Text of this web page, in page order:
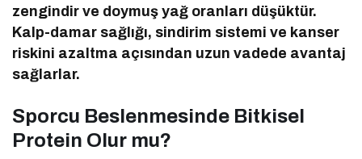
zengindir ve doymuş yağ oranları düşüktür.
Kalp-damar sağlığı, sindirim sistemi ve kanser
riskini azaltma açısından uzun vadede avantaj
sağlarlar.
Sporcu Beslenmesinde Bitkisel
Protein Olur mu?